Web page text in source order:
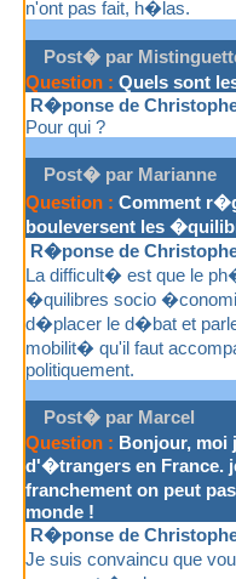
n'ont pas fait, h�las.
Post� par
Question : Quels sont
R�ponse de
Pour qui ?
Post� par Marianne
Question : Comment
bouleversent les
R�ponse de
La difficult� est que le
�quilibres socio
d�placer le d�bat et
mobilit� qu'il faut
politiquement.
Post� par Marcel
Question : Bonjour, moi
d'�trangers en France.
franchement on peut
monde !
R�ponse de
Je suis convaincu que